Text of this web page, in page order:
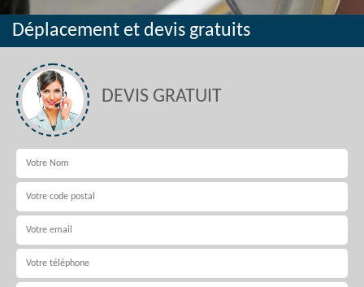
Déplacement et devis gratuits
DEVIS GRATUIT